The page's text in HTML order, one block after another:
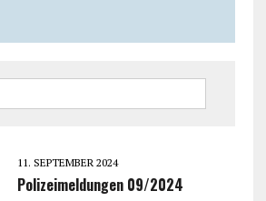
11. SEPTEMBER 2024
Polizeimeldungen 09/2024